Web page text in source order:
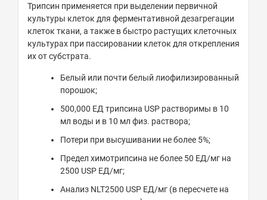
Трипсин применяется при выделении первичной
культуры клеток для ферментативной дезагрегации
клеток ткани, а также в быстро растущих клеточных
культурах при пассировании клеток для открепления
их от субстрата.
Белый или почти белый лиофилизированный
порошок;
500,000 ЕД трипсина USP растворимы в 10
мл воды и в 10 мл физ. раствора;
Потери при высушивании не более 5%;
Предел химотрипсина не более 50 ЕД/мг на
2500 USP ЕД/мг;
Анализ NLT2500 USP ЕД/мг (в пересчете на